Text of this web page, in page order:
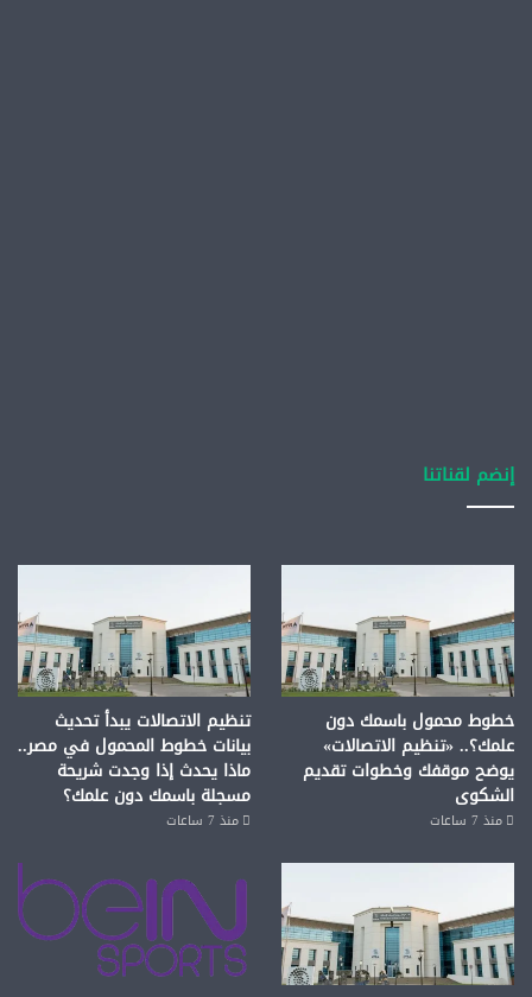
إنضم لقناتنا
خطوط محمول باسمك دون
علمك؟.. «تنظيم الاتصالات»
يوضح موقفك وخطوات تقديم
الشكوى
منذ 7 ساعات
تنظيم الاتصالات يبدأ تحديث
بيانات خطوط المحمول في مصر..
ماذا يحدث إذا وجدت شريحة
مسجلة باسمك دون علمك؟
منذ 7 ساعات